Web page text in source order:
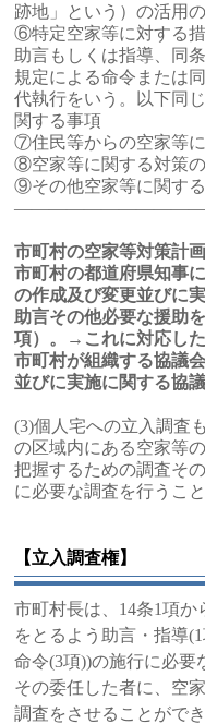
跡地」という）の活用
⑥特定空家等に対する
助言もしくは指導、同
規定による命令または
代執行をいう。以下同
関する事項
⑦住民等からの空家等
⑧空家等に関する対策
⑨その他空家等に関す
市町村の空家等対策計
市町村の都道府県知事
の作成及び変更並びに
助言その他必要な援助
項）。→これに対応した
市町村が組織する協議
並びに実施に関する協
(3)個人宅への立入調査
の区域内にある空家等
把握するための調査そ
に必要な調査を行うこ
【立入調査権】
市町村長は、14条1項
をとるよう助言・指導
命令(3項))の施行に必要
その委任した者に、空
調査をさせることがで